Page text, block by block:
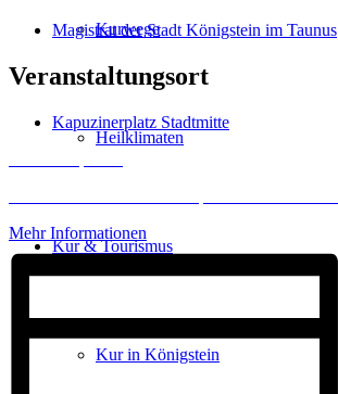
Kurwege
Heilklimaten
Kur & Tourismus
Kur in Königstein
Magistrat der Stadt Königstein im Taunus
Veranstaltungsort
Kapuzinerplatz Stadtmitte
Mehr Informationen